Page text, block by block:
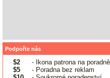
Podpořte nás
$2
- Ikona patrona na poradně
$5
- Poradna bez reklam